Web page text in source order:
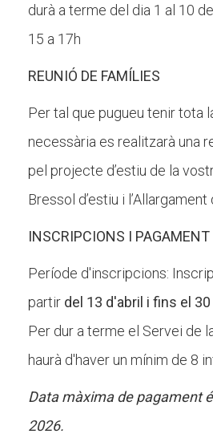
durà a terme del dia 1 al 10
15 a 17h
REUNIÓ DE FAMÍLIES
Per tal que pugueu tenir tota
necessària es realitzarà una
pel projecte d’estiu de la
Bressol d’estiu i l’Allargament
INSCRIPCIONS I PAGAMENT
Període d'inscripcions:
partir del 13 d'abril i fins el
Per dur a terme el Servei de
haurà d'haver un mínim de 8
Data màxima de pagament
2026.